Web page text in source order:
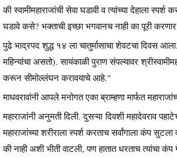
की स्वामीमहाराजांची सेवा घडावी व त्यांच्या देहाला स्पर्श
घडावे कसे? भक्ताची इच्छा भगवानच नाही का पूरी
पुढे भाद्रपद शुद्ध १४ ला चातुर्मासाचा शेवटचा दिवस
महिन्यांचा असतो). सायंकाळी पुराण संपल्यावर
करून सीमोल्लंघन करावयाचे आहे."
माधवरावांनी आपले मनोगत एका ब्राम्हणा मार्फत
महाराजांनी अनुमती दिली. दुसऱ्या दिवशी महादेवराव
महाराजांच्या शरीराला स्पर्श करताच सर्वांगाला कंप
की नाही अशी भीती वाटली, पण हातात धरताच त्यांचा कंप